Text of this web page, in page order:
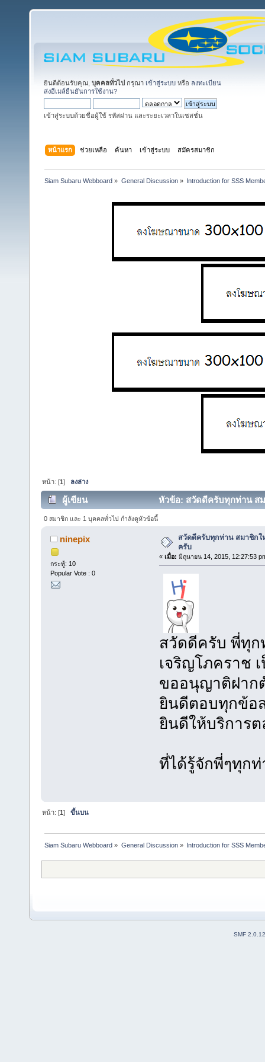
ยินดีต้อนรับคุณ, บุคคลทั่วไป กรุณา เข้าสู่ระบบ หรือ ลงทะเบียน
ส่งอีเมล์ยืนยันการใช้งาน?
เข้าสู่ระบบด้วยชื่อผู้ใช้ รหัสผ่าน และระยะเวลาในเซสชั่น
หน้าแรก ช่วยเหลือ ค้นหา เข้าสู่ระบบ สมัครสมาชิก
Siam Subaru Webboard » General Discussion» Introduction for SSS
หน้า: [1] ลงล่าง
ผู้เขียน หัวข้อ: สวัดดีครับทุกท่าน ส
0 สมาชิก และ 1 บุคคลทั่วไป กำลังดูหัวข้อนี้
ninepix
กระทู้: 10
Popular Vote : 0
สวัดดีครับทุกท่าน สมาชิก
ครับ
« เมื่อ: มิถุนายน 14, 2015, 12:27:53
สวัดดีครับ พี่ทุก
เจริญโภคราช
ขออนุญาติฝาก
ยินดีตอบทุกข้อ
ยินดีให้บริการ
ที่ได้รู้จักพี่ๆทุก
หน้า: [1]ขึ้นบน
Siam Subaru Webboard » General Discussion» Introduction for SSS
SMF 2.0.12